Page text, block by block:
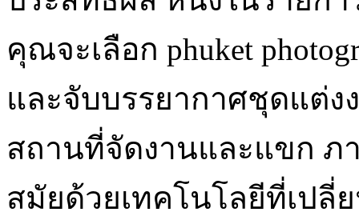
คุณจะเลือก phuket
และจับบรรยากาศชุดแต่ง
สถานที่จัดงานและแขก ภ
สมัยด้วยเทคโนโลยีที่เปลี่